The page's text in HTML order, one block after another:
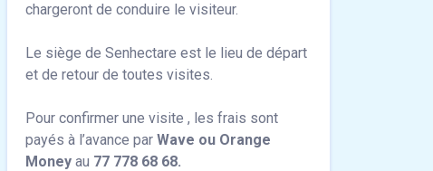
chargeront de conduire le visiteur.
Le siège de Senhectare est le lieu de départ
et de retour de toutes visites.
Pour confirmer une visite , les frais sont
payés à l’avance par Wave ou Orange
Money au 77 778 68 68.